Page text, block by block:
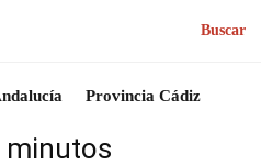
Buscar
Provincia Cádiz
minutos